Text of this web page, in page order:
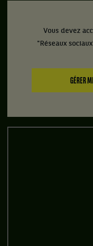
Vous devez
"Réseaux
GÉRER